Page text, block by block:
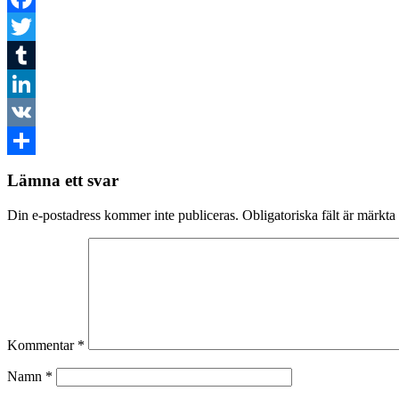
Facebook
Twitter
Tumblr
LinkedIn
VK
Lämna ett svar
Din e-postadress kommer inte publiceras. Obligatoriska fält är märkta
Kommentar *
Namn *